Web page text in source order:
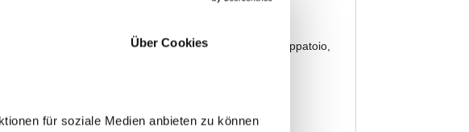
Über Cookies
für soziale Medien anbieten zu können